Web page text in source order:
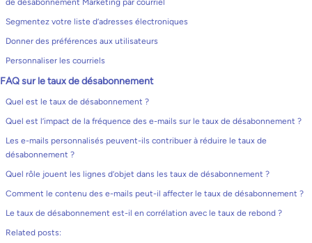
de désabonnement Marketing par courriel
Segmentez votre liste d’adresses électroniques
Donner des préférences aux utilisateurs
Personnaliser les courriels
FAQ sur le taux de désabonnement
Quel est le taux de désabonnement ?
Quel est l’impact de la fréquence des e-mails sur le taux de désabonnement ?
Les e-mails personnalisés peuvent-ils contribuer à réduire le taux de
désabonnement ?
Quel rôle jouent les lignes d’objet dans les taux de désabonnement ?
Comment le contenu des e-mails peut-il affecter le taux de désabonnement ?
Le taux de désabonnement est-il en corrélation avec le taux de rebond ?
Related posts: